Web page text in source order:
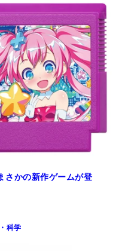
さかの新作ゲームが登
科学